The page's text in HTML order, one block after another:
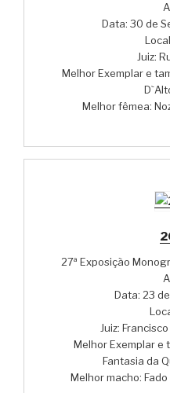
Data: 30 de
Juiz:
Melhor Exemplar e
Melhor fêmea:
27ª Exposição
Data: 23
Juiz:
Melhor Exemplar e
Fantasia da
Melhor macho: